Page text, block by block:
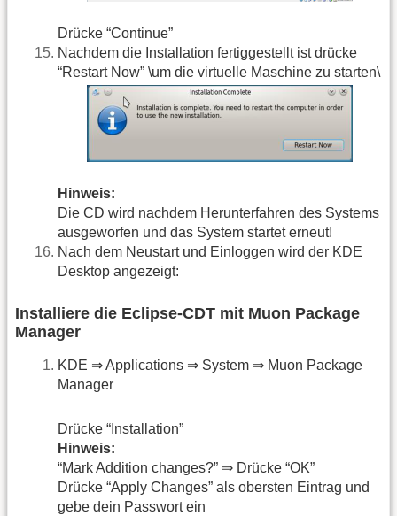
Drücke “Continue”
Nachdem die Installation fertiggestellt ist drücke
“Restart Now” \um die virtuelle Maschine zu starten\
Hinweis:
Die CD wird nachdem Herunterfahren des Systems
ausgeworfen und das System startet erneut!
Nach dem Neustart und Einloggen wird der KDE
Desktop angezeigt:
Installiere die Eclipse-CDT mit Muon Package
Manager
KDE ⇒ Applications ⇒ System ⇒ Muon Package
Manager
Drücke “Installation”
Hinweis:
“Mark Addition changes?” ⇒ Drücke “OK”
Drücke “Apply Changes” als obersten Eintrag und
gebe dein Passwort ein